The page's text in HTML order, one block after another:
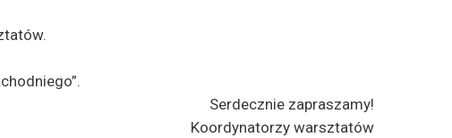
Serdecznie zapraszamy!
Koordynatorzy warsztatów